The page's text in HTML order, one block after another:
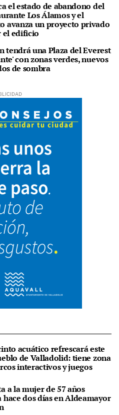
el estado de abandono del
Los Álamos y el
avanza un proyecto privado
el edificio
tendrá una Plaza del Everest
con zonas verdes, nuevos
de sombra
acuático refrescará este
de Valladolid: tiene zona
interactivos y juegos
a la mujer de 57 años
hace dos días en Aldeamayor